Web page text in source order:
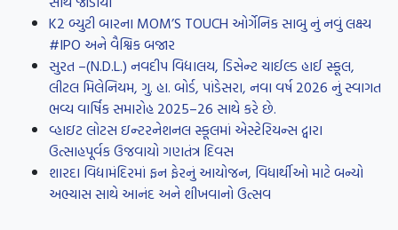
K2 બ્યુટી બારના MOM’S TOUCH ઓર્ગેનિક સાબુ નું નવું લક્ષ્ય
#IPO અને વૈશ્વિક બજાર
સુરત –(N.D.L.) નવદીપ વિદ્યાલય, ડિસેન્ટ ચાઈલ્ડ હાઈ સ્કૂલ,
લીટલ મિલેનિયમ, ગુ. હા. બોર્ડ, પાંડેસરા, નવા વર્ષ 2026 નું સ્વાગત
ભવ્ય વાર્ષિક સમારોહ 2025–26 સાથે કરે છે.
વ્હાઇટ લોટસ ઇન્ટરનેશનલ સ્કૂલમાં એસ્ટેરિયન્સ દ્વારા
ઉત્સાહપૂર્વક ઉજવાયો ગણતંત્ર દિવસ
શારદા વિદ્યામંદિરમાં ફન ફેરનું આયોજન, વિધાર્થીઓ માટે બન્યો
અભ્યાસ સાથે આનંદ અને શીખવાનો ઉત્સવ